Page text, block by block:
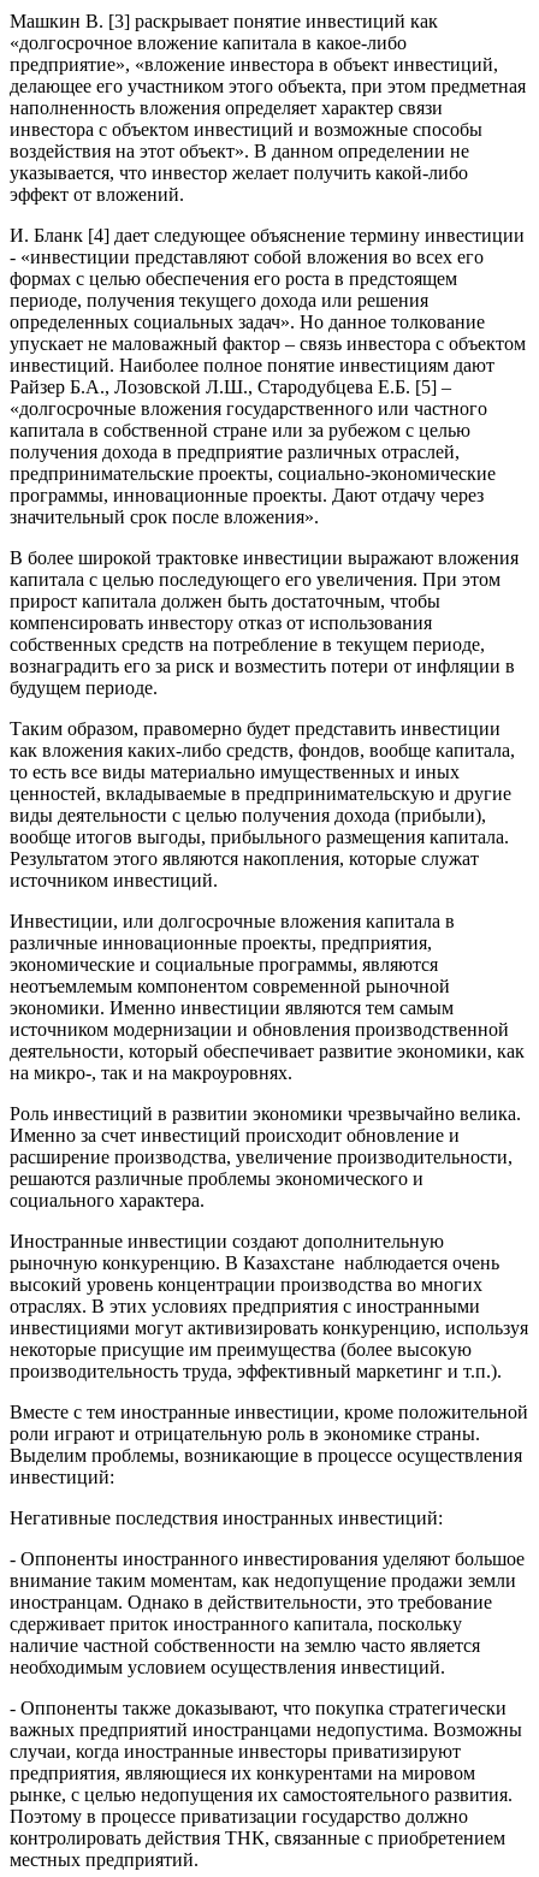
Машкин В. [3] раскрывает понятие инвестиций как
«долгосрочное вложение капитала в какое-либо
предприятие», «вложение инвестора в объект инвестиций,
делающее его участником этого объекта, при этом предметная
наполненность вложения определяет характер связи
инвестора с объектом инвестиций и возможные способы
воздействия на этот объект». В данном определении не
указывается, что инвестор желает получить какой-либо
эффект от вложений.
И. Бланк [4] дает следующее объяснение термину инвестиции
- «инвестиции представляют собой вложения во всех его
формах с целью обеспечения его роста в предстоящем
периоде, получения текущего дохода или решения
определенных социальных задач». Но данное толкование
упускает не маловажный фактор – связь инвестора с объектом
инвестиций. Наиболее полное понятие инвестициям дают
Райзер Б.А., Лозовской Л.Ш., Стародубцева Е.Б. [5] –
«долгосрочные вложения государственного или частного
капитала в собственной стране или за рубежом с целью
получения дохода в предприятие различных отраслей,
предпринимательские проекты, социально-экономические
программы, инновационные проекты. Дают отдачу через
значительный срок после вложения».
В более широкой трактовке инвестиции выражают вложения
капитала с целью последующего его увеличения. При этом
прирост капитала должен быть достаточным, чтобы
компенсировать инвестору отказ от использования
собственных средств на потребление в текущем периоде,
вознаградить его за риск и возместить потери от инфляции в
будущем периоде.
Таким образом, правомерно будет представить инвестиции
как вложения каких-либо средств, фондов, вообще капитала,
то есть все виды материально имущественных и иных
ценностей, вкладываемые в предпринимательскую и другие
виды деятельности с целью получения дохода (прибыли),
вообще итогов выгоды, прибыльного размещения капитала.
Результатом этого являются накопления, которые служат
источником инвестиций.
Инвестиции, или долгосрочные вложения капитала в
различные инновационные проекты, предприятия,
экономические и социальные программы, являются
неотъемлемым компонентом современной рыночной
экономики. Именно инвестиции являются тем самым
источником модернизации и обновления производственной
деятельности, который обеспечивает развитие экономики, как
на микро-, так и на макроуровнях.
Роль инвестиций в развитии экономики чрезвычайно велика.
Именно за счет инвестиций происходит обновление и
расширение производства, увеличение производительности,
решаются различные проблемы экономического и
социального характера.
Иностранные инвестиции создают дополнительную
рыночную конкуренцию. В Казахстане наблюдается очень
высокий уровень концентрации производства во многих
отраслях. В этих условиях предприятия с иностранными
инвестициями могут активизировать конкуренцию, используя
некоторые присущие им преимущества (более высокую
производительность труда, эффективный маркетинг и т.п.).
Вместе с тем иностранные инвестиции, кроме положительной
роли играют и отрицательную роль в экономике страны.
Выделим проблемы, возникающие в процессе осуществления
инвестиций:
Негативные последствия иностранных инвестиций:
- Оппоненты иностранного инвестирования уделяют большое
внимание таким моментам, как недопущение продажи земли
иностранцам. Однако в действительности, это требование
сдерживает приток иностранного капитала, поскольку
наличие частной собственности на землю часто является
необходимым условием осуществления инвестиций.
- Оппоненты также доказывают, что покупка стратегически
важных предприятий иностранцами недопустима. Возможны
случаи, когда иностранные инвесторы приватизируют
предприятия, являющиеся их конкурентами на мировом
рынке, с целью недопущения их самостоятельного развития.
Поэтому в процессе приватизации государство должно
контролировать действия ТНК, связанные с приобретением
местных предприятий.